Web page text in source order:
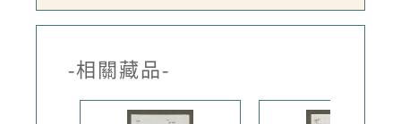
-相關藏品-